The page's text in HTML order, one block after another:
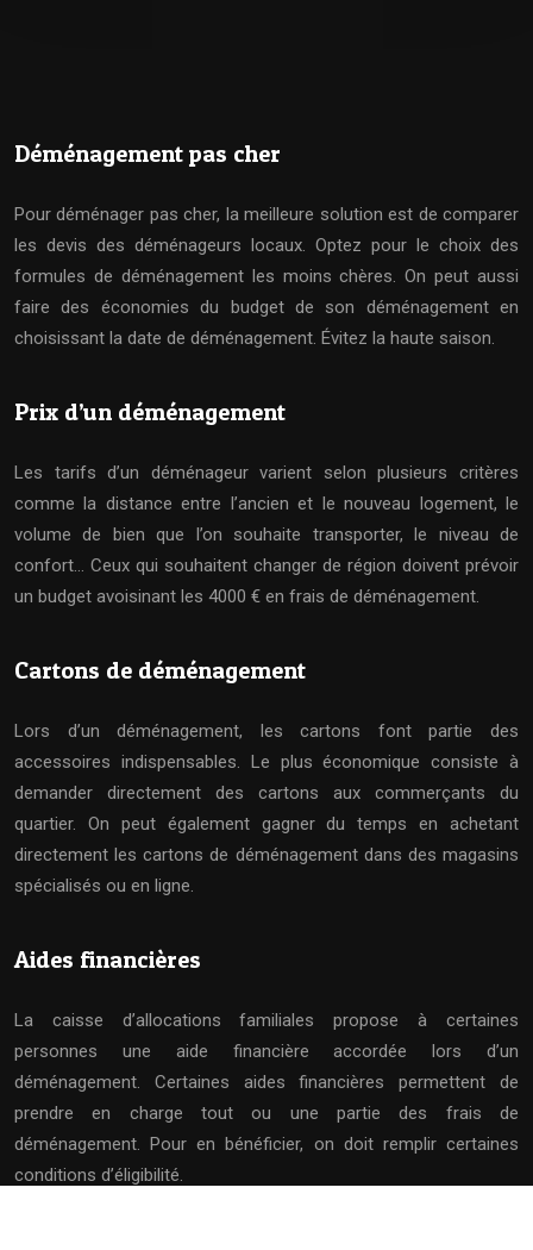
Déménagement pas cher
Pour déménager pas cher, la meilleure solution est de comparer
les devis des déménageurs locaux. Optez pour le choix des
formules de déménagement les moins chères. On peut aussi
faire des économies du budget de son déménagement en
choisissant la date de déménagement. Évitez la haute saison.
Prix d’un déménagement
Les tarifs d’un déménageur varient selon plusieurs critères
comme la distance entre l’ancien et le nouveau logement, le
volume de bien que l’on souhaite transporter, le niveau de
confort… Ceux qui souhaitent changer de région doivent prévoir
un budget avoisinant les 4000 € en frais de déménagement.
Cartons de déménagement
Lors d’un déménagement, les cartons font partie des
accessoires indispensables. Le plus économique consiste à
demander directement des cartons aux commerçants du
quartier. On peut également gagner du temps en achetant
directement les cartons de déménagement dans des magasins
spécialisés ou en ligne.
Aides financières
La caisse d’allocations familiales propose à certaines
personnes une aide financière accordée lors d’un
déménagement. Certaines aides financières permettent de
prendre en charge tout ou une partie des frais de
déménagement. Pour en bénéficier, on doit remplir certaines
conditions d’éligibilité.